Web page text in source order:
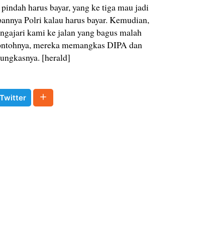
harus bayar, yang ke tiga mau jadi
Polri kalau harus bayar. Kemudian,
kami ke jalan yang bagus malah
mereka memangkas DIPA dan
[herald]